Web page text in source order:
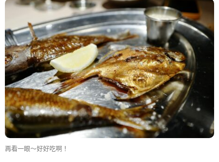
再看一眼～好好吃啊！